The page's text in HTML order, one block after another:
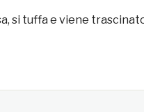
si tuffa e viene